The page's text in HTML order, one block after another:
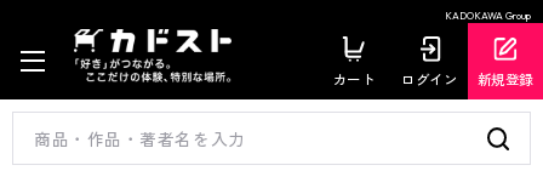
KADOKAWA Group
カート ログイン 新規登録